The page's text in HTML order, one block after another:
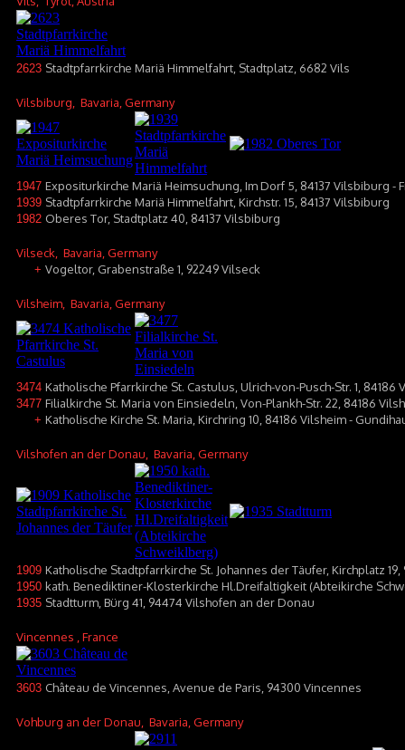
2623 Stadtpfarrkirche Mariä Himmelfahrt, Stadtplatz, 6682 Vils
Vilsbiburg , Bavaria, Germany
1947 Expositurkirche Mariä Heimsuchung, Im Dorf 5, 84137 Vilsbiburg -
1939 Stadtpfarrkirche Mariä Himmelfahrt, Kirchstr. 15, 84137 Vilsbiburg
1982 Oberes Tor, Stadtplatz 40, 84137 Vilsbiburg
Vilseck , Bavaria, Germany
+ Vogeltor, Grabenstraße 1, 92249 Vilseck
Vilsheim , Bavaria, Germany
3474 Katholische Pfarrkirche St. Castulus, Ulrich-von-Pusch-Str. 1, 84186
3477 Filialkirche St. Maria von Einsiedeln, Von-Plankh-Str. 22, 84186
+ Katholische Kirche St. Maria, Kirchring 10, 84186 Vilsheim -
Vilshofen an der Donau , Bavaria, Germany
1909 Katholische Stadtpfarrkirche St. Johannes der Täufer, Kirchplatz
1950 kath. Benediktiner-Klosterkirche Hl.Dreifaltigkeit (Abteikirche
1935 Stadtturm, Bürg 41, 94474 Vilshofen an der Donau
Vincennes , France
3603 Château de Vincennes, Avenue de Paris, 94300 Vincennes
Vohburg an der Donau , Bavaria, Germany